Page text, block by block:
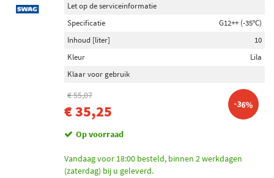
Let op de serviceinformatie
Specificatie
G12++ (-35°C)
Inhoud [liter]
10
Kleur
Lila
Klaar voor gebruik
€ 55,07
€ 35,25 -36%
Op voorraad
Vandaag voor 18:00 besteld, binnen 2 werkdagen
(zaterdag) bij u geleverd.